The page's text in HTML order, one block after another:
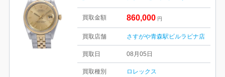
買取金額 860,000 円
買取店舗 さすがや青森駅ビルラビナ店
買取日 08月05日
買取種別 ロレックス